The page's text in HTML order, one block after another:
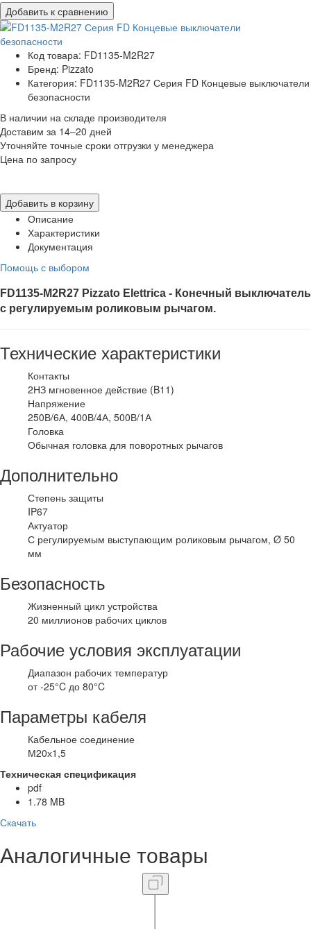
Добавить к сравнению
Код товара: FD1135-M2R27
Бренд: Pizzato
Категория: FD1135-M2R27 Серия FD Концевые выключатели
безопасности
В наличии на складе производителя
Доставим за 14–20 дней
Уточняйте точные сроки отгрузки у менеджера
Цена по запросу
Добавить в корзину
Описание
Характеристики
Документация
Помощь с выбором
FD1135-M2R27 Pizzato Elettrica - Конечный выключатель
с регулируемым роликовым рычагом.
Технические характеристики
Контакты
2НЗ мгновенное действие (B11)
Напряжение
250В/6А, 400В/4А, 500В/1А
Головка
Обычная головка для поворотных рычагов
Дополнительно
Степень защиты
IP67
Актуатор
С регулируемым выступающим роликовым рычагом, Ø 50
мм
Безопасность
Жизненный цикл устройства
20 миллионов рабочих циклов
Рабочие условия эксплуатации
Диапазон рабочих температур
от -25°C до 80°C
Параметры кабеля
Кабельное соединение
М20х1,5
Техническая спецификация
pdf
1.78 MB
Скачать
Аналогичные товары